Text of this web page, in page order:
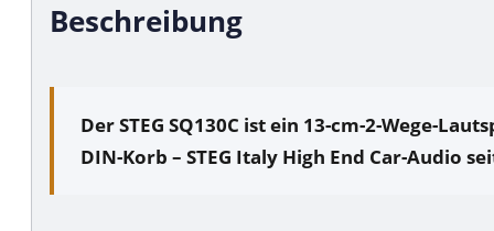
Beschreibung
DerSTEG SQ130C ist ein 13-cm-2-Wege-
DIN-Korb – STEG Italy High End Car-Audio